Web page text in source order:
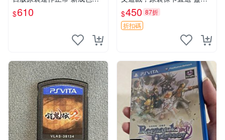
圖拍賣請先確認 成色拍賣一
經成交概不退換 PSV遊戲 卡
$610
獻祭 PSV 游戲 卡帶
$450 87折
折扣碼